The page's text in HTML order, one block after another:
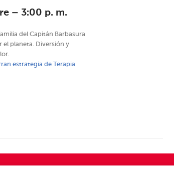
– 3:00 p. m.
del Capitán Barbasura
el planeta. Diversión y
estrategia de Terapia